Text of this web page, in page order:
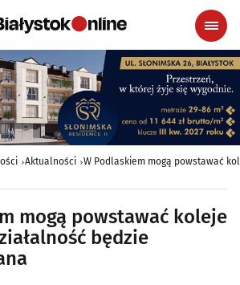
Aktualności W Podlaskiem mogą powstawać
mogą powstawać koleje
będzie